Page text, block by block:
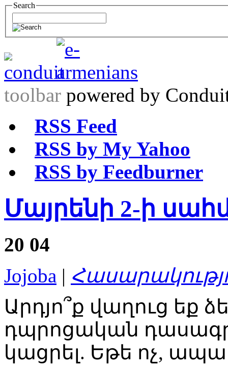
Search
toolbar powered by
RSS Feed
RSS by My Yahoo
RSS by Feedburner
Մայրենի 2-ի
20 04
Jojoba |
Արդյո՞ք վաղուց եք
դպրոցական
կացրել. Եթե ոչ,